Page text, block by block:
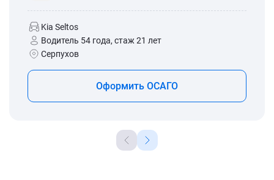
Kia Seltos
Водитель 54 года, стаж 21 лет
Серпухов
Оформить ОСАГО